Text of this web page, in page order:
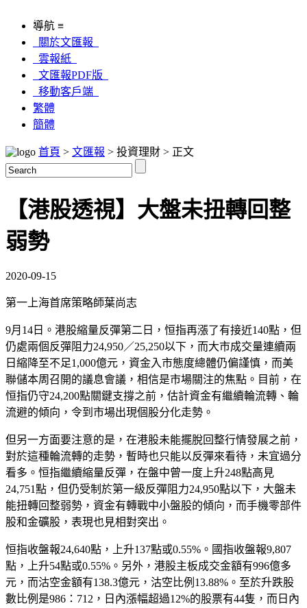
導航 ≡
關於文匯報
雲報紙
文匯報PDF版
移動客戶端
繁體
簡體
首頁 > 文匯報 > 投資理財 > 正文
【港股透視】大盤未扭轉回整
弱勢
2020-09-15
第一上海首席策略師葉尚志
9月14日。港股縮量反彈第二日，恒指再漲了有接近140點，但
仍處兩個反彈阻力24,950／25,250以下，而大市成交量連續兩
日縮降至不足1,000億元，資金入市態度總體仍偏謹慎，而美
聯儲本周召開的議息會議，相信是市場關注的焦點。目前，在
恒指仍守24,200點關鍵支撐之前，估計資金有繼續輪流轉、輪
流避的傾向，令到市場出現個股分化走勢。
但另一方面要注意的是，在港股未能擺脫回整行情發展之前，
對於這種輪流轉的走勢，暫時也只能以反彈來看待，未宜過分
看多。恒指繼續縮量反彈，在盤中曾一度上升248點高見
24,751點，但仍受制於第一級反彈阻力24,950點以下，大盤未
能扭轉回整弱勢，資金有轉戰中小盤股的傾向，而手機零部件
股和金礦股，表現也見相對突出。
恒指收盤報24,640點，上升137點或0.55%。國指收盤報9,807
點，上升54點或0.55%。另外，港股主板成交金額有996億多
元，而沽空金額有138.3億元，沽空比例13.88%。至於升跌股
數比例是986：712，日內漲幅超過12%的股票有44隻，而日內